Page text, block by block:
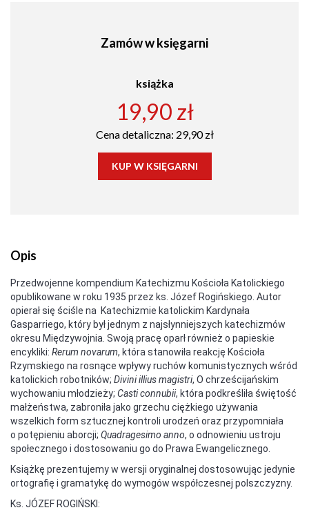
Zamów w księgarni
książka
19,90 zł
Cena detaliczna: 29,90 zł
KUP W KSIĘGARNI
Opis
Przedwojenne kompendium Katechizmu Kościoła Katolickiego
opublikowane w roku 1935 przez ks. Józef Rogińskiego. Autor
opierał się ściśle na Katechizmie katolickim Kardynała
Gasparriego, który był jednym z najsłynniejszych katechizmów
okresu Międzywojnia. Swoją pracę oparł również o papieskie
encykliki: Rerum novarum, która stanowiła reakcję Kościoła
Rzymskiego na rosnące wpływy ruchów komunistycznych wśród
katolickich robotników; Divini illius magistri, O chrześcijańskim
wychowaniu młodzieży; Casti connubii, która podkreśliła świętość
małżeństwa, zabroniła jako grzechu ciężkiego używania
wszelkich form sztucznej kontroli urodzeń oraz przypomniała
o potępieniu aborcji; Quadragesimo anno, o odnowieniu ustroju
społecznego i dostosowaniu go do Prawa Ewangelicznego.
Książkę prezentujemy w wersji oryginalnej dostosowując jedynie
ortografię i gramatykę do wymogów współczesnej polszczyzny.
Ks. JÓZEF ROGIŃSKI: